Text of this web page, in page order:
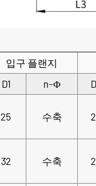
입구 플랜지
D1 n-Φ
25 수축
32 수축